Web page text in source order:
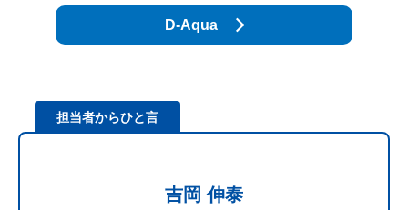
D-Aqua
担当者からひと言
吉岡 伸泰